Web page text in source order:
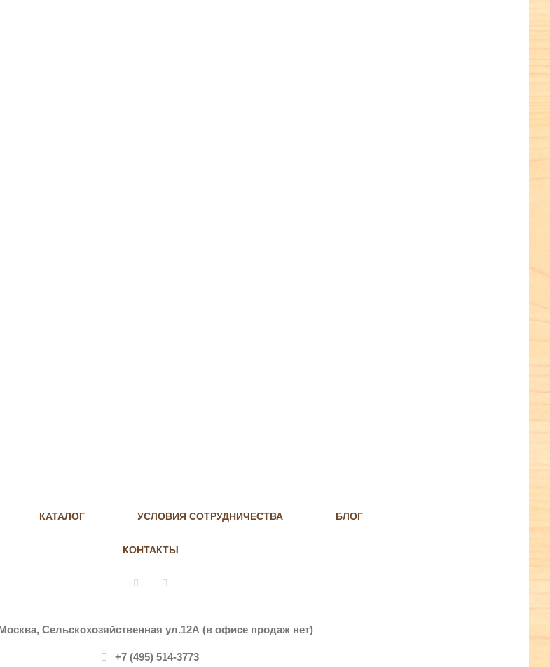
КАТАЛОГ УСЛОВИЯ СОТРУДНИЧЕСТВА БЛОГ
КОНТАКТЫ
Москва, Сельскохозяйственная ул.12А (в офисе продаж нет)
+7 (495) 514-3773